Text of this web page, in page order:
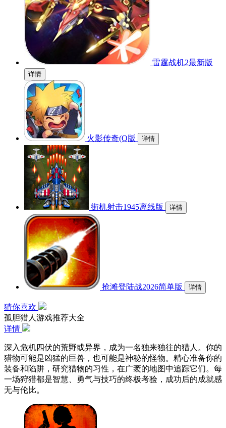
雷霆战机2最新版
详情
火影传奇(Q版 详情
街机射击1945离线版 详情
抢滩登陆战2026简单版 详情
猜你喜欢
孤胆猎人游戏推荐大全
详情
深入危机四伏的荒野或异界，成为一名独来独往的猎人。你的
猎物可能是凶猛的巨兽，也可能是神秘的怪物。精心准备你的
装备和陷阱，研究猎物的习性，在广袤的地图中追踪它们。每
一场狩猎都是智慧、勇气与技巧的终极考验，成功后的成就感
无与伦比。